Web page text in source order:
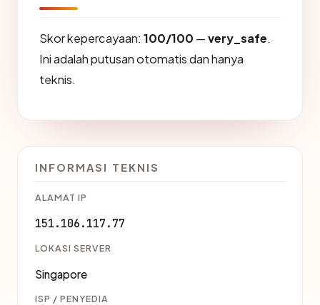
Skor kepercayaan: 100/100 —very_safe.
Ini adalah putusan otomatis dan hanya
teknis.
INFORMASI TEKNIS
ALAMAT IP
151.106.117.77
LOKASI SERVER
Singapore
ISP / PENYEDIA